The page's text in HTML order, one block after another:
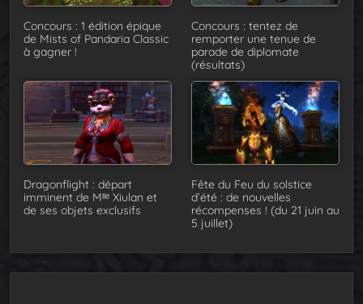
Concours : 1 édition épique
de Mists of Pandaria Classic
à gagner !
Concours : tentez de
remporter une tenue de
parade de diplomate
(résultats)
Dragonflight : départ
imminent de Mˡˡᵉ Xiulan et
de ses objets exclusifs
Fête du Feu du solstice
d’été : de nouvelles
récompenses ! (du 21 juin au
5 juillet)